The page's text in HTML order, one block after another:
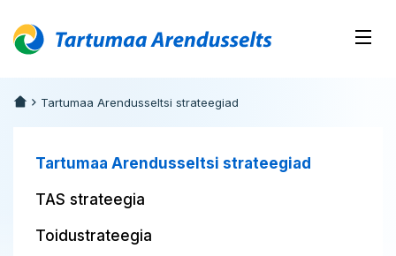
Tartumaa Arendusseltsi strateegiad
Tartumaa Arendusseltsi strateegiad
TAS strateegia
Toidustrateegia